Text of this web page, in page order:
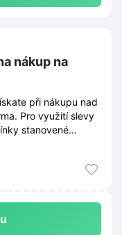
nákup na
při nákupu nad
Pro využití slevy
stanovené
jsou zveřejněny